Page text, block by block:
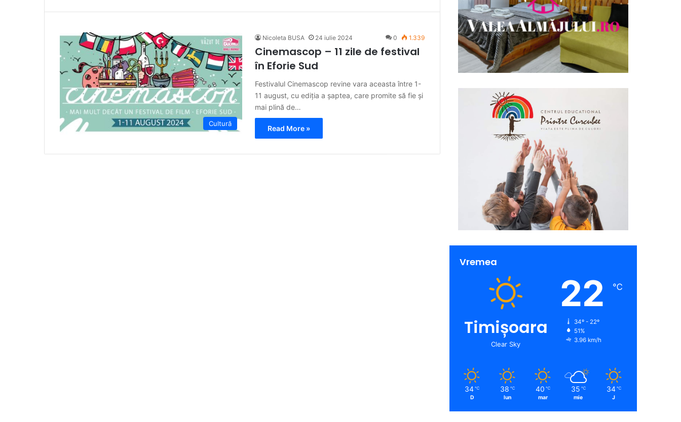
Cultură
Nicoleta BUSA 24 iulie 2024 0 1.339
Cinemascop – 11 zile de festival
în Eforie Sud
Festivalul Cinemascop revine vara aceasta între 1-
11 august, cu ediția a șaptea, care promite să fie și
mai plină de…
Read More »
Vremea
Timișoara
Clear Sky
22 ℃
34º - 22º
51%
3.96 km/h
34 ℃
D
38 ℃
lun
40 ℃
mar
35 ℃
mie
34 ℃
J